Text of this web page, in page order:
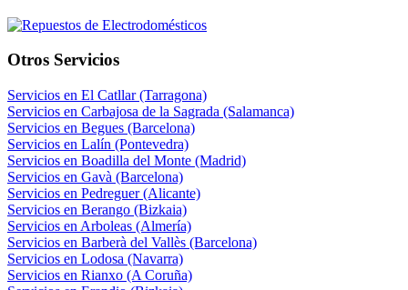
Otros Servicios
Servicios en El Catllar (Tarragona)
Servicios en Carbajosa de la Sagrada (Salamanca)
Servicios en Begues (Barcelona)
Servicios en Lalín (Pontevedra)
Servicios en Boadilla del Monte (Madrid)
Servicios en Gavà (Barcelona)
Servicios en Pedreguer (Alicante)
Servicios en Berango (Bizkaia)
Servicios en Arboleas (Almería)
Servicios en Barberà del Vallès (Barcelona)
Servicios en Lodosa (Navarra)
Servicios en Rianxo (A Coruña)